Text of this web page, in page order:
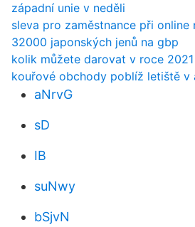
západní unie v neděli
sleva pro zaměstnance při online
32000 japonských jenů na gbp
kolik můžete darovat v roce 2021
kouřové obchody poblíž letiště v
aNrvG
sD
IB
suNwy
bSjvN